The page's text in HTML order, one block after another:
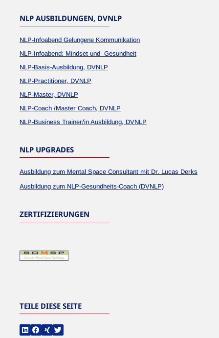
NLP AUSBILDUNGEN, DVNLP
NLP-Infoabend Gelungene Kommunikation
NLP-Infoabend: Mindset und Gesundheit
NLP-Basis-Ausbildung, DVNLP
NLP-Practitioner, DVNLP
NLP-Master, DVNLP
NLP-Coach /Master Coach, DVNLP
NLP-Business Trainer/in Ausbildung, DVNLP
NLP UPGRADES
Ausbildung zum Mental Space Consultant mit Dr. Lucas Derks
Ausbildung zum NLP-Gesundheits-Coach (DVNLP)
ZERTIFIZIERUNGEN
TEILE DIESE SEITE